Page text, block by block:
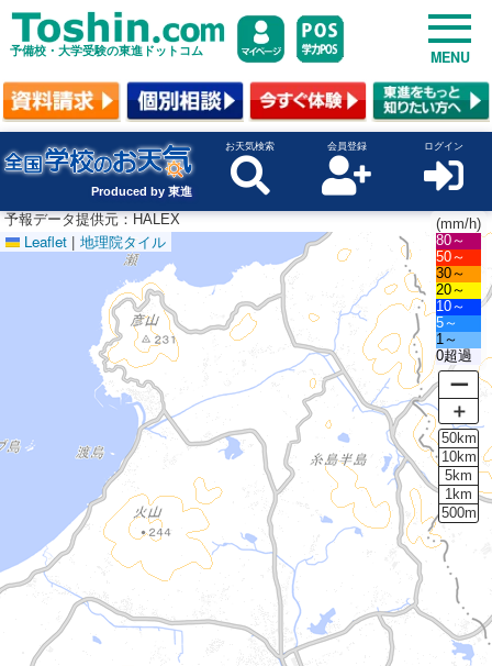
予備校・大学受験の東進ドットコム MENU
Produced by 東進
お天気検索 会員登録 ログイン
Leaflet | 地理院タイル
(mm/h)
80～
50～
30～
20～
10～
5～
1～
0超過
ー
＋
50km
10km
5km
1km
500m
予報データ提供元：HALEX